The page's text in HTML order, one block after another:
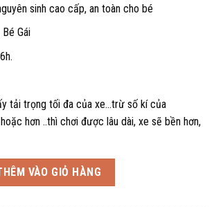
sinh cao cấp, an toàn cho bé
Gái
tải trọng tối đa của xe…trừ số kí của
hơn ..thì chơi được lâu dài, xe sẽ bền hơn,
inch, Mini Robot, thế hệ mới, có tay cầm mini số
VÀO GIỎ HÀNG